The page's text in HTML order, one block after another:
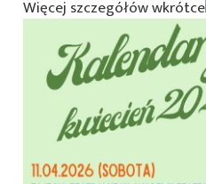
Więcej szczegółów wkrótce